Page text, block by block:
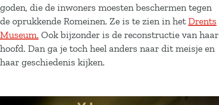
goden, die de inwoners moesten beschermen tegen
de oprukkende Romeinen. Ze is te zien in hetDrents
Museum. Ook bijzonder is de reconstructie van haar
hoofd. Dan ga je toch heel anders naar dit meisje en
haar geschiedenis kijken.